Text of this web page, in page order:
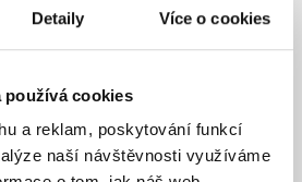
Detaily Více o cookies
používá cookies
a reklam, poskytování funkcí
naší návštěvnosti využíváme
kamarát Luka Peters. Požiada ho, aby
rokov. A musí sa veľmi snažiť, aby sa
Bolo by také krásne, keby Luka cítil to